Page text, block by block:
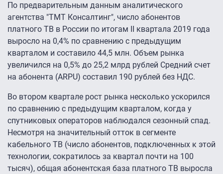
По предварительным данным аналитического
агентства "ТМТ Консалтинг", число абонентов
платного ТВ в России по итогам II квартала 2019 года
выросло на 0,4% по сравнению с предыдущим
кварталом и составило 44,5 млн. Объем рынка
увеличился на 0,5% до 25,2 млрд рублей Средний счет
на абонента (ARPU) составил 190 рублей без НДС.
Во втором квартале рост рынка несколько ускорился
по сравнению с предыдущим кварталом, когда у
спутниковых операторов наблюдался сезонный спад.
Несмотря на значительный отток в сегменте
кабельного ТВ (число абонентов, подключенных к этой
технологии, сократилось за квартал почти на 100
тысяч), общая абонентская база платного ТВ выросла